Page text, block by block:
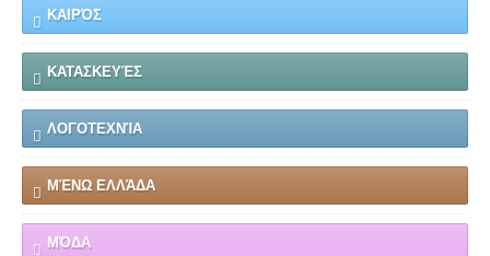
ΚΑΙΡΌΣ
ΚΑΤΑΣΚΕΥΈΣ
ΛΟΓΟΤΕΧΝΊΑ
ΜΈΝΩ ΕΛΛΆΔΑ
ΜΌΔΑ